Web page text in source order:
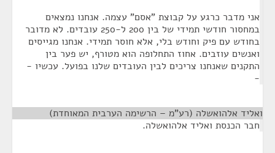
אני מדבר כרגע על קבוצת "אסם" עצמה. אנחנו נמצאים
במחסור חודשי תמידי של בין 200 ל-250 עובדים. לא מדובר
בחודש עם פיק וחודש בלי, אלא חוסר תמידי. אנחנו מגייסים
ואנשים עוזבים. אחוז התחלופה הוא מטורף, יש פער בין
התקנים שאנחנו צריכים לבין העובדים שלנו בפועל. עכשיו -
-
ואליד אלהואשלה (רע"מ – הרשימה הערבית המאוחדת)
חבר הכנסת ואליד אלהואשלה.